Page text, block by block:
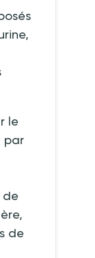
le
par
de
de